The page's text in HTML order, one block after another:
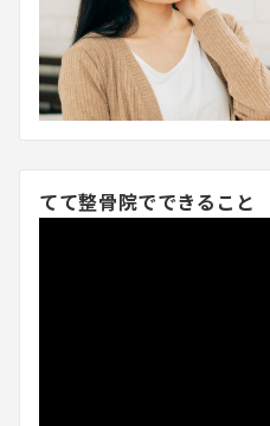
てて整骨院でできること